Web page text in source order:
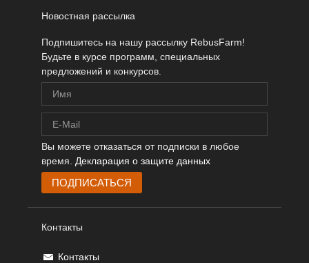
Новостная рассылка
Подпишитесь на нашу рассылку RebusFarm!
Будьте в курсе программ, специальных
предложений и конкурсов.
Вы можете отказаться от подписки в любое
время. Декларация о защите данных
Контакты
Контакты